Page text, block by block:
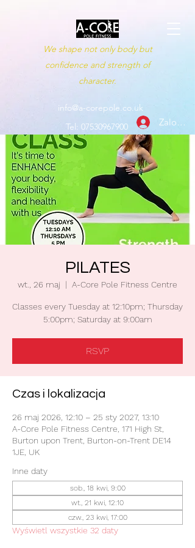
We shape not only body but
confidence and strength of
character.
info@a-corepole.co.uk
Zaloguj
Tel: 07530967900
PILATES
wt., 26 maj
  |
A-Core Pole Fitness Centre
Classes every Tuesday at 12:10pm; Thursday
5:00pm; Saturday at 9:00am
RSVP
Czas i lokalizacja
26 maj 2026, 12:10 – 25 sty 2027, 13:10
A-Core Pole Fitness Centre, 171 High St,
Burton upon Trent, Burton-on-Trent DE14
1JE, UK
Inne daty
sob., 18 kwi, 9:00
wt., 21 kwi, 12:10
czw., 23 kwi, 17:00
Wyświetl wszystkie 32 daty